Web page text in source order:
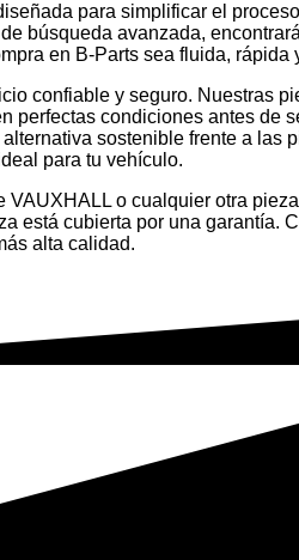
para simplificar el
búsqueda avanzada,
en B-Parts sea fluida, rápida
confiable y seguro. Nuestras
perfectas condiciones antes de
sostenible frente a
para tu vehículo.
VAUXHALL o cualquier otra
está cubierta por una garantía.
alta calidad.